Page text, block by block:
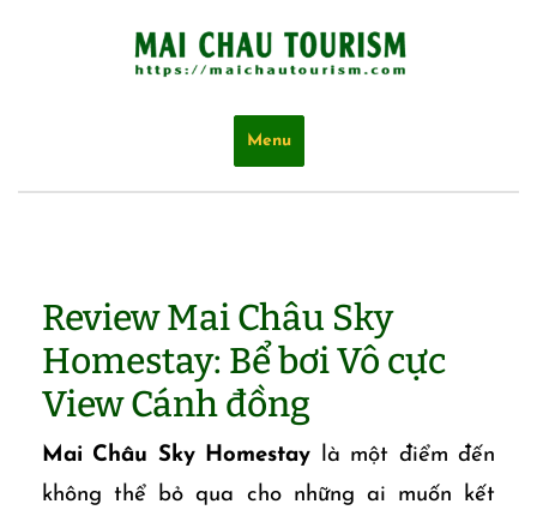
Menu
Review Mai Châu Sky
Homestay: Bể bơi Vô cực
View Cánh đồng
Mai Châu Sky Homestay là một điểm đến
không thể bỏ qua cho những ai muốn kết